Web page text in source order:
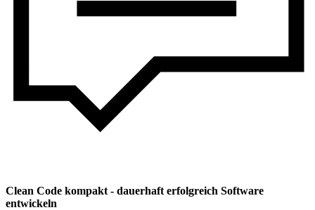
Clean Code kompakt - dauerhaft erfolgreich Software
entwickeln